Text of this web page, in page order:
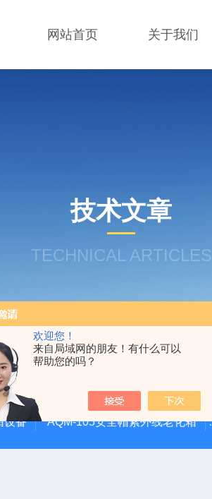
欢迎您！
来自局域网的朋友！有什么可以
帮助您的吗？
网站首页 关于我们
技术文章
TECHNICAL ARTICLES
设备 AQM-105安全帽紫外线老化箱